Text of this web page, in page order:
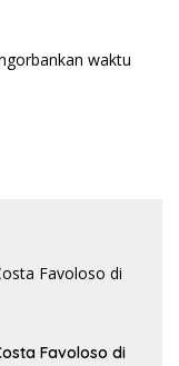
waktu
Favoloso di